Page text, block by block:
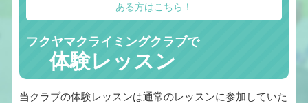
ある方はこちら！
フクヤマクライミングクラブで
体験レッスン
当クラブの体験レッスンは通常のレッスンに参加していた